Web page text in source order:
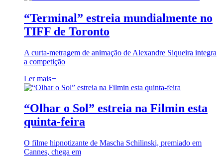
“Terminal” estreia mundialmente no
TIFF de Toronto
A curta-metragem de animação de Alexandre Siqueira integra
a competição
Ler mais+
“Olhar o Sol” estreia na Filmin esta
quinta-feira
O filme hipnotizante de Mascha Schilinski, premiado em
Cannes, chega em